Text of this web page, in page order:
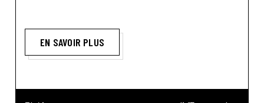
EN SAVOIR PLUS